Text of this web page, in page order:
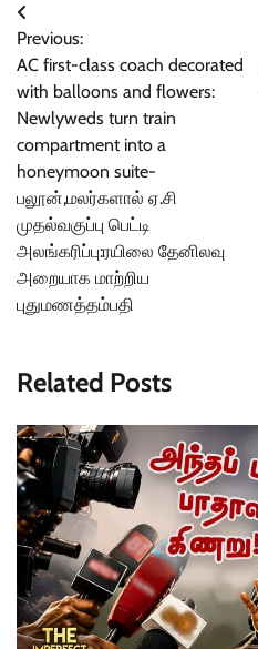
Post
navigation
Previous:
AC first-class coach decorated
with balloons and flowers:
Newlyweds turn train
compartment into a
honeymoon suite-
பலூன்,மலர்களால் ஏ.சி
முதல்வகுப்பு பெட்டி
அலங்கரிப்பு:ரயிலை தேனிலவு
அறையாக மாற்றிய
புதுமணத்தம்பதி
Related Posts